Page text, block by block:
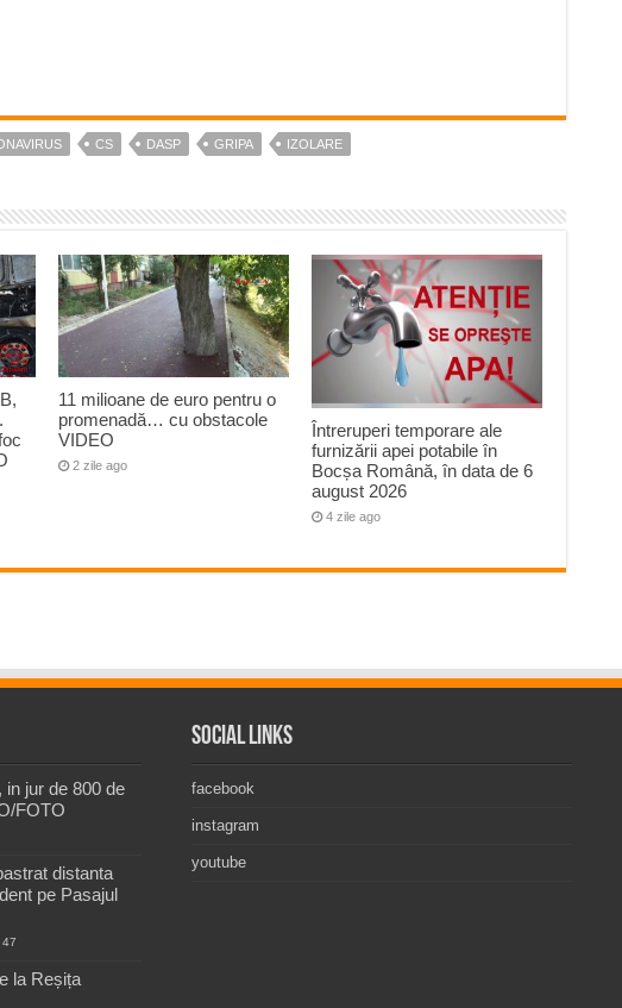
CS DASP GRIPA IZOLARE
11 milioane de euro pentru o
promenadă… cu obstacole
VIDEO
2 zile ago
Întreruperi temporare ale
furnizării apei potabile în
Bocșa Română, în data de 6
august 2026
4 zile ago
jur de 800 de
FOTO
distanta
pe Pasajul
47
la Reșița
Social Links
facebook
instagram
youtube